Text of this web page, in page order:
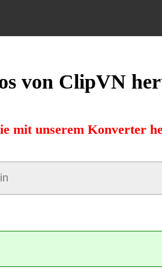
von ClipVN
mit unserem Konverter